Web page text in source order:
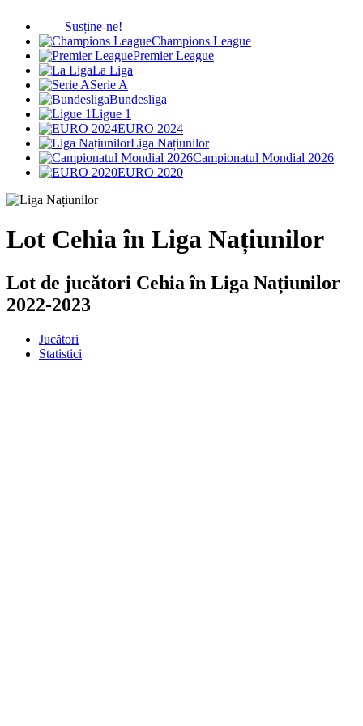
Susține-ne!
Champions League
Premier League
La Liga
Serie A
Bundesliga
Ligue 1
EURO 2024
Liga Națiunilor
Campionatul Mondial 2026
EURO 2020
Lot Cehia în Liga Națiunilor
Lot de jucători Cehia în Liga Națiunilor
2022-2023
Jucători
Statistici